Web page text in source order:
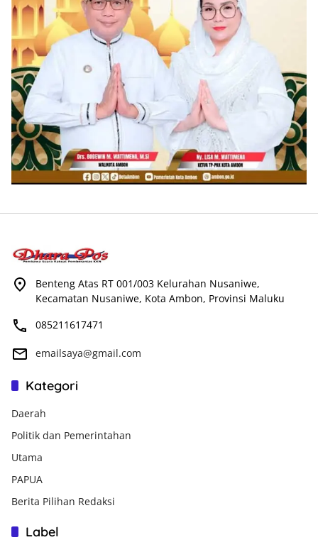
Benteng Atas RT 001/003 Kelurahan Nusaniwe,
Kecamatan Nusaniwe, Kota Ambon, Provinsi Maluku
085211617471
emailsaya@gmail.com
Kategori
Daerah
Politik dan Pemerintahan
Utama
PAPUA
Berita Pilihan Redaksi
Label